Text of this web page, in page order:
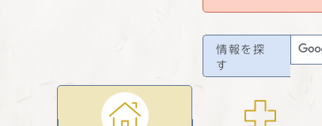
情報を探
す